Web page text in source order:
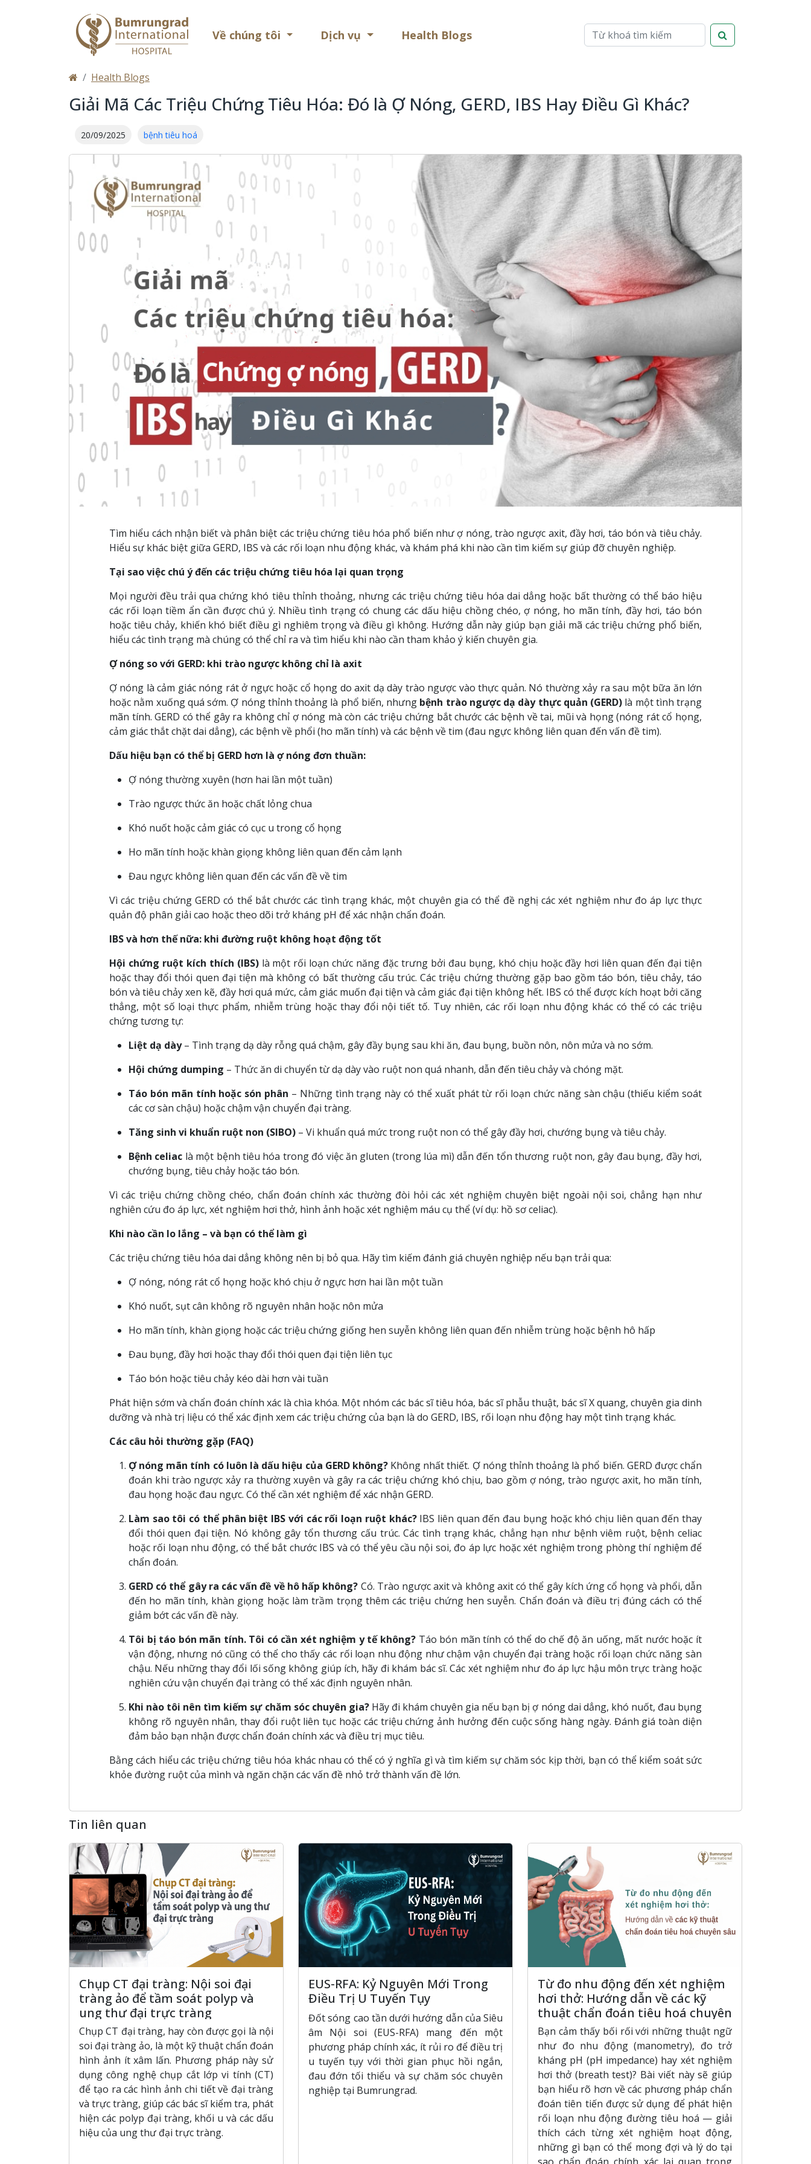
Về chúng tôi Dịch vụ Health BlogsHealth
Health Blogs
Giải Mã Các Triệu Chứng Tiêu Hóa: Đó là Ợ Nóng, GERD, IBS Hay Điều Gì Khác?
20/09/2025 bệnh tiêu hoá
Tìm hiểu cách nhận biết và phân biệt các triệu chứng tiêu hóa phổ biến như ợ nóng, trào ngược axit, đầy hơi, táo bón và tiêu chảy.
Hiểu sự khác biệt giữa GERD, IBS và các rối loạn nhu động khác, và khám phá khi nào cần tìm kiếm sự giúp đỡ chuyên nghiệp.
Tại sao việc chú ý đến các triệu chứng tiêu hóa lại quan trọng
Mọi người đều trải qua chứng khó tiêu thỉnh thoảng, nhưng các triệu chứng tiêu hóa dai dẳng hoặc bất thường có thể báo hiệu
các rối loạn tiềm ẩn cần được chú ý. Nhiều tình trạng có chung các dấu hiệu chồng chéo, ợ nóng, ho mãn tính, đầy hơi, táo bón
hoặc tiêu chảy, khiến khó biết điều gì nghiêm trọng và điều gì không. Hướng dẫn này giúp bạn giải mã các triệu chứng phổ biến,
hiểu các tình trạng mà chúng có thể chỉ ra và tìm hiểu khi nào cần tham khảo ý kiến ​​chuyên gia.
Ợ nóng so với GERD: khi trào ngược không chỉ là axit
Ợ nóng là cảm giác nóng rát ở ngực hoặc cổ họng do axit dạ dày trào ngược vào thực quản. Nó thường xảy ra sau một bữa ăn lớn
hoặc nằm xuống quá sớm. Ợ nóng thỉnh thoảng là phổ biến, nhưng bệnh trào ngược dạ dày thực quản (GERD) là một tình trạng
mãn tính. GERD có thể gây ra không chỉ ợ nóng mà còn các triệu chứng bắt chước các bệnh về tai, mũi và họng (nóng rát cổ họng,
cảm giác thắt chặt dai dẳng), các bệnh về phổi (ho mãn tính) và các bệnh về tim (đau ngực không liên quan đến vấn đề tim).
Dấu hiệu bạn có thể bị GERD hơn là ợ nóng đơn thuần:
Ợ nóng thường xuyên (hơn hai lần một tuần)
Trào ngược thức ăn hoặc chất lỏng chua
Khó nuốt hoặc cảm giác có cục u trong cổ họng
Ho mãn tính hoặc khàn giọng không liên quan đến cảm lạnh
Đau ngực không liên quan đến các vấn đề về tim
Vì các triệu chứng GERD có thể bắt chước các tình trạng khác, một chuyên gia có thể đề nghị các xét nghiệm như đo áp lực thực
quản độ phân giải cao hoặc theo dõi trở kháng pH để xác nhận chẩn đoán.
IBS và hơn thế nữa: khi đường ruột không hoạt động tốt
Hội chứng ruột kích thích (IBS)là một rối loạn chức năng đặc trưng bởi đau bụng, khó chịu hoặc đầy hơi liên quan đến đại tiện
hoặc thay đổi thói quen đại tiện mà không có bất thường cấu trúc. Các triệu chứng thường gặp bao gồm táo bón, tiêu chảy, táo
bón và tiêu chảy xen kẽ, đầy hơi quá mức, cảm giác muốn đại tiện và cảm giác đại tiện không hết. IBS có thể được kích hoạt bởi căng
thẳng, một số loại thực phẩm, nhiễm trùng hoặc thay đổi nội tiết tố. Tuy nhiên, các rối loạn nhu động khác có thể có các triệu
chứng tương tự:
Liệt dạ dày– Tình trạng dạ dày rỗng quá chậm, gây đầy bụng sau khi ăn, đau bụng, buồn nôn, nôn mửa và no sớm.
Hội chứng dumping – Thức ăn di chuyển từ dạ dày vào ruột non quá nhanh, dẫn đến tiêu chảy và chóng mặt.
Táo bón mãn tính hoặc són phân – Những tình trạng này có thể xuất phát từ rối loạn chức năng sàn chậu (thiếu kiểm soát
các cơ sàn chậu) hoặc chậm vận chuyển đại tràng.
Tăng sinh vi khuẩn ruột non (SIBO) – Vi khuẩn quá mức trong ruột non có thể gây đầy hơi, chướng bụng và tiêu chảy.
Bệnh celiac là một bệnh tiêu hóa trong đó việc ăn gluten (trong lúa mì) dẫn đến tổn thương ruột non, gây đau bụng, đầy hơi,
chướng bụng, tiêu chảy hoặc táo bón.
Vì các triệu chứng chồng chéo, chẩn đoán chính xác thường đòi hỏi các xét nghiệm chuyên biệt ngoài nội soi, chẳng hạn như
nghiên cứu đo áp lực, xét nghiệm hơi thở, hình ảnh hoặc xét nghiệm máu cụ thể (ví dụ: hồ sơ celiac).
Khi nào cần lo lắng – và bạn có thể làm gì
Các triệu chứng tiêu hóa dai dẳng không nên bị bỏ qua. Hãy tìm kiếm đánh giá chuyên nghiệp nếu bạn trải qua:
Ợ nóng, nóng rát cổ họng hoặc khó chịu ở ngực hơn hai lần một tuần
Khó nuốt, sụt cân không rõ nguyên nhân hoặc nôn mửa
Ho mãn tính, khàn giọng hoặc các triệu chứng giống hen suyễn không liên quan đến nhiễm trùng hoặc bệnh hô hấp
Đau bụng, đầy hơi hoặc thay đổi thói quen đại tiện liên tục
Táo bón hoặc tiêu chảy kéo dài hơn vài tuần
Phát hiện sớm và chẩn đoán chính xác là chìa khóa. Một nhóm các bác sĩ tiêu hóa, bác sĩ phẫu thuật, bác sĩ X quang, chuyên gia dinh
dưỡng và nhà trị liệu có thể xác định xem các triệu chứng của bạn là do GERD, IBS, rối loạn nhu động hay một tình trạng khác.
Các câu hỏi thường gặp (FAQ)
Ợ nóng mãn tính có luôn là dấu hiệu của GERD không?Không nhất thiết. Ợ nóng thỉnh thoảng là phổ biến. GERD được chẩn
đoán khi trào ngược xảy ra thường xuyên và gây ra các triệu chứng khó chịu, bao gồm ợ nóng, trào ngược axit, ho mãn tính,
đau họng hoặc đau ngực. Có thể cần xét nghiệm để xác nhận GERD.
Làm sao tôi có thể phân biệt IBS với các rối loạn ruột khác?IBS liên quan đến đau bụng hoặc khó chịu liên quan đến thay
đổi thói quen đại tiện. Nó không gây tổn thương cấu trúc. Các tình trạng khác, chẳng hạn như bệnh viêm ruột, bệnh celiac
hoặc rối loạn nhu động, có thể bắt chước IBS và có thể yêu cầu nội soi, đo áp lực hoặc xét nghiệm trong phòng thí nghiệm để
chẩn đoán.
GERD có thể gây ra các vấn đề về hô hấp không? Có. Trào ngược axit và không axit có thể gây kích ứng cổ họng và phổi, dẫn
đến ho mãn tính, khàn giọng hoặc làm trầm trọng thêm các triệu chứng hen suyễn. Chẩn đoán và điều trị đúng cách có thể
giảm bớt các vấn đề này.
Tôi bị táo bón mãn tính. Tôi có cần xét nghiệm y tế không?Táo bón mãn tính có thể do chế độ ăn uống, mất nước hoặc ít
vận động, nhưng nó cũng có thể cho thấy các rối loạn nhu động như chậm vận chuyển đại tràng hoặc rối loạn chức năng sàn
chậu. Nếu những thay đổi lối sống không giúp ích, hãy đi khám bác sĩ. Các xét nghiệm như đo áp lực hậu môn trực tràng hoặc
nghiên cứu vận chuyển đại tràng có thể xác định nguyên nhân.
Khi nào tôi nên tìm kiếm sự chăm sóc chuyên gia?Hãy đi khám chuyên gia nếu bạn bị ợ nóng dai dẳng, khó nuốt, đau bụng
không rõ nguyên nhân, thay đổi ruột liên tục hoặc các triệu chứng ảnh hưởng đến cuộc sống hàng ngày. Đánh giá toàn diện
đảm bảo bạn nhận được chẩn đoán chính xác và điều trị mục tiêu.
Bằng cách hiểu các triệu chứng tiêu hóa khác nhau có thể có ý nghĩa gì và tìm kiếm sự chăm sóc kịp thời, bạn có thể kiểm soát sức
khỏe đường ruột của mình và ngăn chặn các vấn đề nhỏ trở thành vấn đề lớn.
Tin liên quan
Chụp CT đại tràng: Nội soi đại
tràng ảo để tầm soát polyp và
ung thư đại trực tràng
Chụp CT đại tràng, hay còn được gọi là nội
soi đại tràng ảo, là một kỹ thuật chẩn đoán
hình ảnh ít xâm lấn. Phương pháp này sử
dụng công nghệ chụp cắt lớp vi tính (CT)
để tạo ra các hình ảnh chi tiết về đại tràng
và trực tràng, giúp các bác sĩ kiểm tra, phát
hiện các polyp đại tràng, khối u và các dấu
hiệu của ung thư đại trực tràng.
EUS-RFA: Kỷ Nguyên Mới Trong
Điều Trị U Tuyến Tụy
Đốt sóng cao tần dưới hướng dẫn của Siêu
âm Nội soi (EUS-RFA) mang đến một
phương pháp chính xác, ít rủi ro để điều trị
u tuyến tụy với thời gian phục hồi ngắn,
đau đớn tối thiểu và sự chăm sóc chuyên
nghiệp tại Bumrungrad.
Từ đo nhu động đến xét nghiệm
hơi thở: Hướng dẫn về các kỹ
thuật chẩn đoán tiêu hoá chuyên
sâu
Bạn cảm thấy bối rối với những thuật ngữ
như đo nhu động (manometry), đo trở
kháng pH (pH impedance) hay xét nghiệm
hơi thở (breath test)? Bài viết này sẽ giúp
bạn hiểu rõ hơn về các phương pháp chẩn
đoán tiên tiến được sử dụng để phát hiện
rối loạn nhu động đường tiêu hoá — giải
thích cách từng xét nghiệm hoạt động,
những gì bạn có thể mong đợi và lý do tại